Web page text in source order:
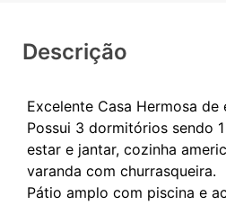
Descrição
Excelente Casa Hermosa de
Possui 3 dormitórios sendo
estar e jantar, cozinha
varanda com churrasqueira.